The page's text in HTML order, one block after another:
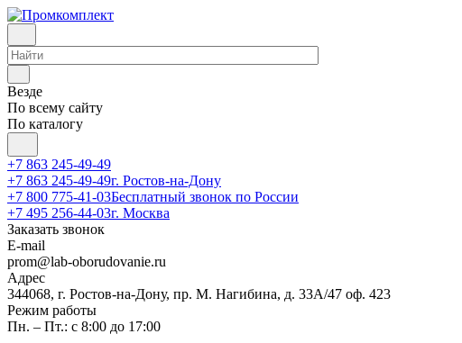
Везде
По всему сайту
По каталогу
+7 863 245-49-49
+7 863 245-49-49г. Ростов-на-Дону
+7 800 775-41-03Бесплатный звонок по России
+7 495 256-44-03г. Москва
Заказать звонок
E-mail
prom@lab-oborudovanie.ru
Адрес
344068, г. Ростов-на-Дону, пр. М. Нагибина, д. 33А/47 оф. 423
Режим работы
Пн. – Пт.: с 8:00 до 17:00